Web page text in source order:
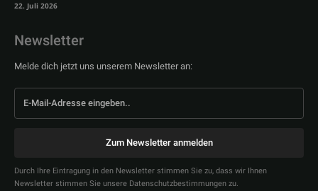
22. Juli 2026
Newsletter
Melde dich jetzt uns unserem Newsletter an:
Zum Newsletter anmelden
Durch Ihre Eintragung in den Newsletter stimmen Sie zu, dass wir Ihnen
Newsletter stimmen Sie unsere Datenschutzbestimmungen zu.